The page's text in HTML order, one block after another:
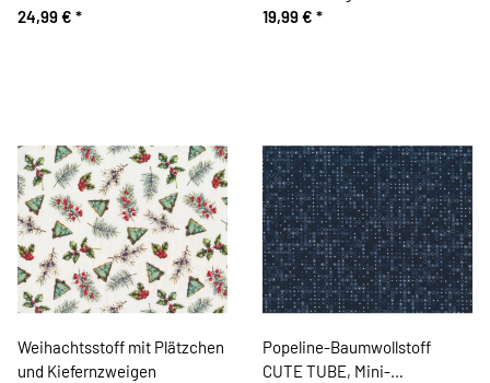
Patricia Meyer
24,99 € *
Patricia Meyer
19,99 € *
Weihachtsstoff mit Plätzchen
und Kiefernzweigen
Popeline-Baumwollstoff
CUTE TUBE, Mini-